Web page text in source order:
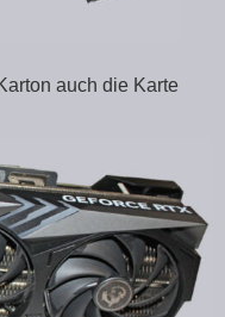
auch die Karte